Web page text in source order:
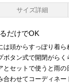
サイズ詳細
だけでOK
は頭からすっぽり着
ボタン式で開閉がらく
とセットで使うと雨の
合わせてコーディネ